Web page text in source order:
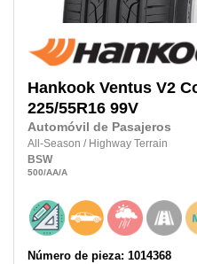
Hankook Ventus V2
225/55R16 99V
Automóvil de Pasajeros
All-Season / Highway Terrain
BSW
500/AA/A
Número de pieza: 1014368